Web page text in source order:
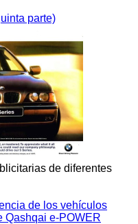
parte)
de diferentes
de los vehículos
Qashqai e-POWER